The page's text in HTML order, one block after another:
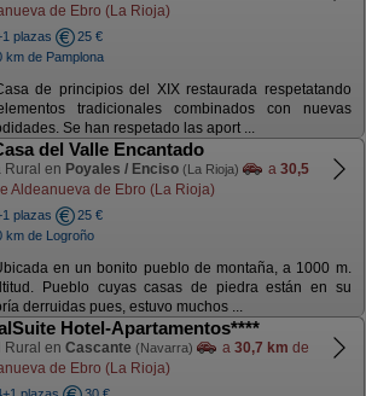
de Ebro (La Rioja)
plazas
25 €
km de Pamplona
de principios del XIX restaurada respetatando
tradicionales combinados con nuevas
Se han respetado las aport ...
del Valle Encantado
Rural en Poyales / Enciso (La Rioja) a 30,5
Aldeanueva de Ebro (La Rioja)
plazas
25 €
km de Logroño
en un bonito pueblo de montaña, a 1000 m.
Pueblo cuyas casas de piedra están en su
derruidas pues, estuvo muchos ...
Hotel-Apartamentos****
Rural en Cascante (Navarra) a 30,7 km de
de Ebro (La Rioja)